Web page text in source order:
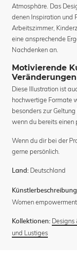
Atmosphäre. Das
denen Inspiration und
Arbeitszimmer,
eine ansprechende
Nachdenken an.
Motivierende
Veränderungen
Diese Illustration ist
hochwertige Formate
besonders zur
wenn du bereits einen
Wenn du dir bei der
gerne persönlich.
Land: Deutschland
Women
Kollektionen: Designs
und Lustiges